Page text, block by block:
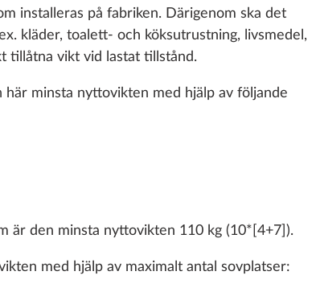
STANDARD
installeras på fabriken. Därigenom ska det
kläder, toalett- och köksutrustning, livsmedel,
tillåtna vikt vid lastat tillstånd.
här minsta nyttovikten med hjälp av följande
är den minsta nyttovikten 110 kg (10*[4+7]).
med hjälp av maximalt antal sovplatser: